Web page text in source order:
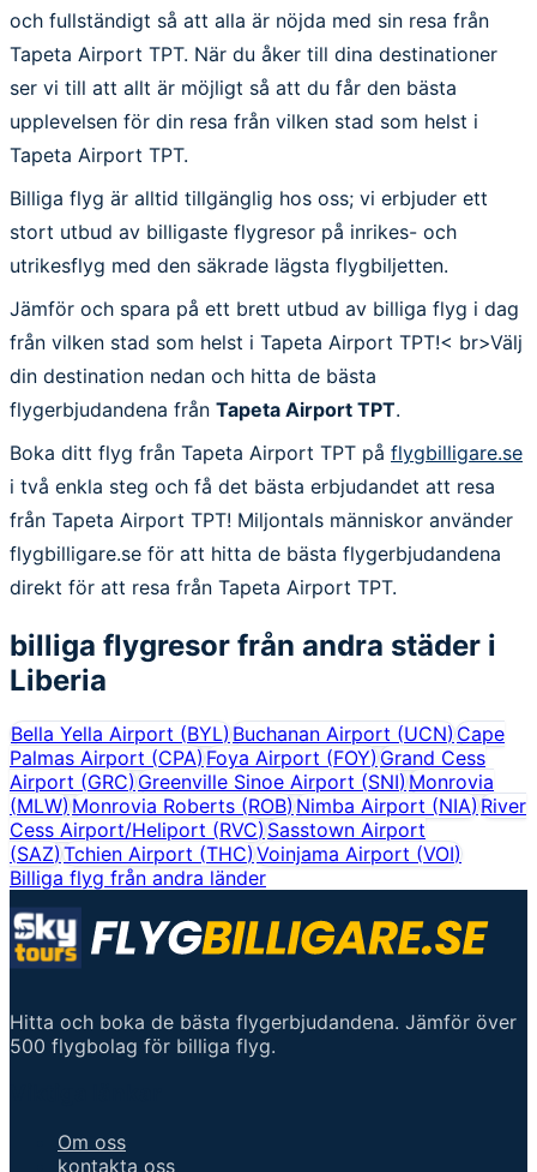
och fullständigt så att alla är nöjda med sin resa från
Tapeta Airport TPT. När du åker till dina destinationer
ser vi till att allt är möjligt så att du får den bästa
upplevelsen för din resa från vilken stad som helst i
Tapeta Airport TPT.
Billiga flyg är alltid tillgänglig hos oss; vi erbjuder ett
stort utbud av billigaste flygresor på inrikes- och
utrikesflyg med den säkrade lägsta flygbiljetten.
Jämför och spara på ett brett utbud av billiga flyg i dag
från vilken stad som helst i Tapeta Airport TPT!< br>Välj
din destination nedan och hitta de bästa
flygerbjudandena från Tapeta Airport TPT.
Boka ditt flyg från Tapeta Airport TPT på flygbilligare.se
i två enkla steg och få det bästa erbjudandet att resa
från Tapeta Airport TPT! Miljontals människor använder
flygbilligare.se för att hitta de bästa flygerbjudandena
direkt för att resa från Tapeta Airport TPT.
billiga flygresor från andra städer i
Liberia
Bella Yella Airport (BYL)Buchanan Airport (UCN)Cape
Palmas Airport (CPA)Foya Airport (FOY) Grand Cess
Airport (GRC)Greenville Sinoe Airport (SNI) Monrovia
(MLW)Monrovia Roberts (ROB) Nimba Airport (NIA) River
Cess Airport/Heliport (RVC)Sasstown Airport
(SAZ)Tchien Airport (THC) Voinjama Airport (VOI)
Billiga flyg från andra länder
Hitta och boka de bästa flygerbjudandena. Jämför över
500 flygbolag för billiga flyg.
Om oss
kontakta oss